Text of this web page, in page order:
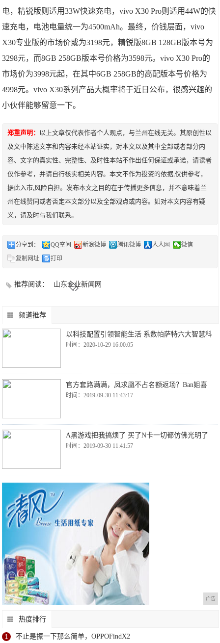
电，精锐版则适用33W快速充电，vivo X30 Pro则适用44W的快
速充电，电池电量统一为4500mAh。最终，价钱层面，vivo
X30专业版的市场价或为3198元，精锐版8GB 128GB版本号为
3298元，而8GB 258GB版本号价格为3598元。vivo X30 Pro的
市场价为3998元起，在其中6GB 258GB的高配版本号价格为
4998元。vivo X30系列产品大概率将于近日公布，很感兴趣的
小伙伴能够留意一下。
郑重声明： 以上文章仅代表作者个人观点，与兰州在线无关。其原创性以
及文中陈述文字和内容未经本站证实，对本文以及其中全部或者部分内
容、文字的真实性、完整性、及时性本站不作出任何保证或承诺，请读者
仅作参考，并请自行核实相关内容。本文不作为投资的依据,仅供参考，
据此入市,风险自担。发布本文之目的在于传播更多信息，并不意味着兰
州在线赞同或者否定本文部分以及全部观点或内容。如对本文内容有疑
义，请及时与我们联系。
分享到： QQ空间 新浪微博 腾讯微博 人人网
微信
复制网址
打印
推荐阅读： 山东企业新闻网
频道推荐
以科技配置引领智能生活 系数帕萨特六大智慧科
时间：2020-10-29 16:00:05
官方套路满满，凤求凰不占名额返场？Ban姐喜
时间：2019-09-30 11:43:17
A黑游戏把我搞烦了 买了N卡一切都仿佛光明了
时间：2019-09-30 11:41:57
广告
热度排行
1 不止是振一下那么简单，OPPOFindX2